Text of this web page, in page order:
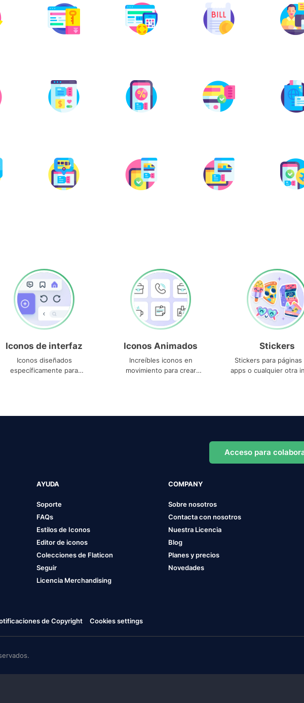
Iconos de interfaz
Iconos diseñados
específicamente para
Iconos Animados
Increíbles iconos en
movimiento para crear
Stickers
Stickers para páginas
apps o cualquier otra
Acceso para
AYUDA
Soporte
FAQs
Estilos de Iconos
Editor de iconos
Colecciones de Flaticon
Seguir
Licencia Merchandising
COMPANY
Sobre nosotros
Contacta con nosotros
Nuestra Licencia
Blog
Planes y precios
Novedades
de Copyright Cookies settings